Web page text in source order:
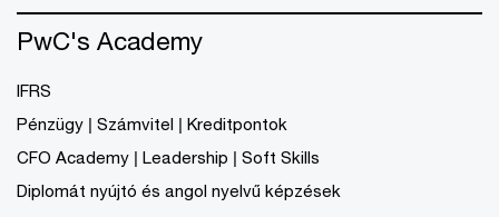
PwC's Academy
IFRS
Pénzügy | Számvitel | Kreditpontok
CFO Academy | Leadership | Soft Skills
Diplomát nyújtó és angol nyelvű képzések